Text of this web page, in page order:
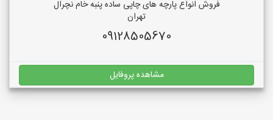
فروش انواع پارچه های چاپی ساده پنبه خام نچرال
تهران
09128505670
مشاهده پروفایل